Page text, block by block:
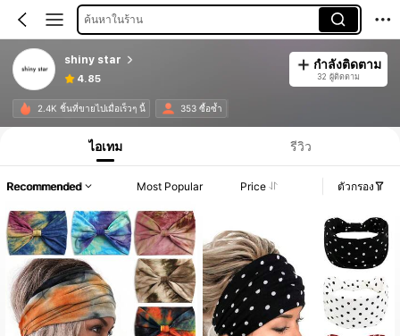
ค้นหาในร้าน
shiny star
4.85
กำลังติดตาม
32 ผู้ติดตาม
2.4K ชิ้นที่ขายไปเมื่อเร็วๆ นี้ 353 ซื้อซ้ำ
ไอเทม รีวิว
Recommended Most Popular Price ตัวกรอง